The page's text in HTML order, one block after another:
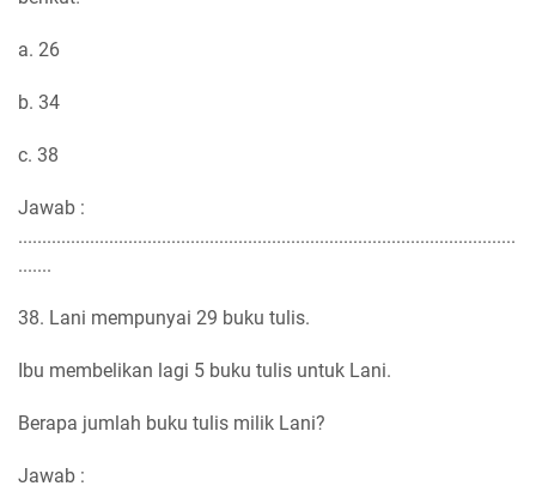
a. 26
b. 34
c. 38
Jawab :
........................................................................................................
.......
38. Lani mempunyai 29 buku tulis.
Ibu membelikan lagi 5 buku tulis untuk Lani.
Berapa jumlah buku tulis milik Lani?
Jawab :